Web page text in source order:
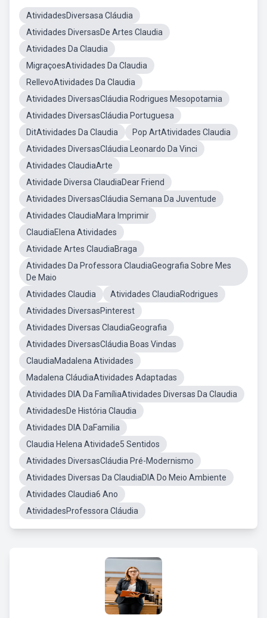
AtividadesDiversasa Cláudia
Atividades DiversasDe Artes Claudia
Atividades Da Claudia
MigraçoesAtividades Da Claudia
RellevoAtividades Da Claudia
Atividades DiversasCláudia Rodrigues Mesopotamia
Atividades DiversasCláudia Portuguesa
DitAtividades Da Claudia
Pop ArtAtividades Claudia
Atividades DiversasCláudia Leonardo Da Vinci
Atividades ClaudiaArte
Atividade Diversa ClaudiaDear Friend
Atividades DiversasCláudia Semana Da Juventude
Atividades ClaudiaMara Imprimir
ClaudiaElena Atividades
Atividade Artes ClaudiaBraga
Atividades Da Professora ClaudiaGeografia Sobre Mes
De Maio
Atividades Claudia
Atividades ClaudiaRodrigues
Atividades DiversasPinterest
Atividades Diversas ClaudiaGeografia
Atividades DiversasCláudia Boas Vindas
ClaudiaMadalena Atividades
Madalena CláudiaAtividades Adaptadas
Atividades DIA Da FamíliaAtividades Diversas Da Claudia
AtividadesDe História Claudia
Atividades DIA DaFamilia
Claudia Helena Atividade5 Sentidos
Atividades DiversasCláudia Pré-Modernismo
Atividades Diversas Da ClaudiaDIA Do Meio Ambiente
Atividades Claudia6 Ano
AtividadesProfessora Cláudia